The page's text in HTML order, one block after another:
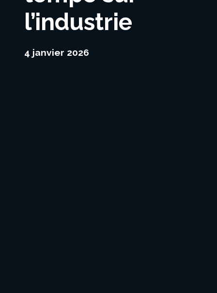
l’industrie
4 janvier 2026